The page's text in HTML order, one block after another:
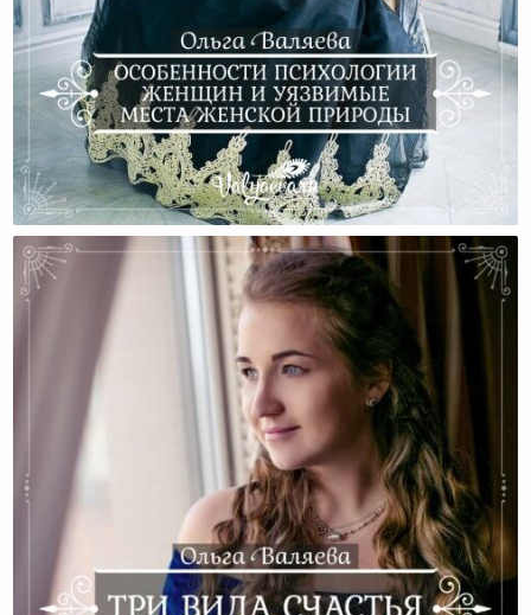
Особенности Психологии Женщин И Уязвимые
Места Женской Природы